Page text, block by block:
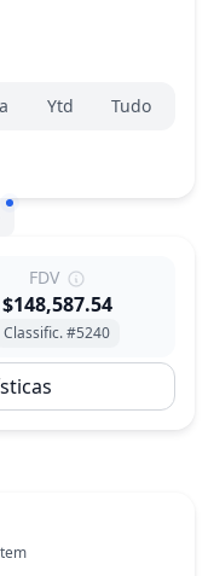
Ytd Tudo
FDV
$148,587.54
Classific. #5240